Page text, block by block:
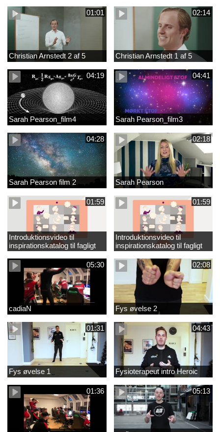
01:01
Christian Arnstedt 2 af 5
02:14
Christian Arnstedt 1 af 5
04:19
Sarah Pearson_film4
04:41
Sarah Pearson_film3
04:28
Sarah Pearson film 2
02:18
Sarah Pearson
01:59
Introduktionsvideo til
inspirationskatalog til fagligt
løft_tilrettet
01:59
Introduktionsvideo til
inspirationskatalog til fagligt
løft
05:30
cadiaN
02:08
Fys øvelse 2
01:31
Fys øvelse 1
04:43
Fysioterapeut intro Heroic
01:36 05:13